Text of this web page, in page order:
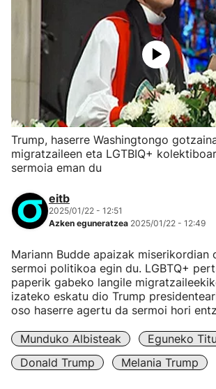
Trump, haserre Washingtongo
migratzaileen eta LGTBIQ+
sermoia eman du
eitb
2025/01/22 - 12:51
Azken eguneratzea 2025/01/22 - 12:49
Mariann Budde apaizak miserikordian
sermoi politikoa egin du. LGBTQ+
paperik gabeko langile
izateko eskatu dio Trump
oso haserre agertu da sermoi hori
Munduko Albisteak
Eguneko
Donald Trump
Melania Trump